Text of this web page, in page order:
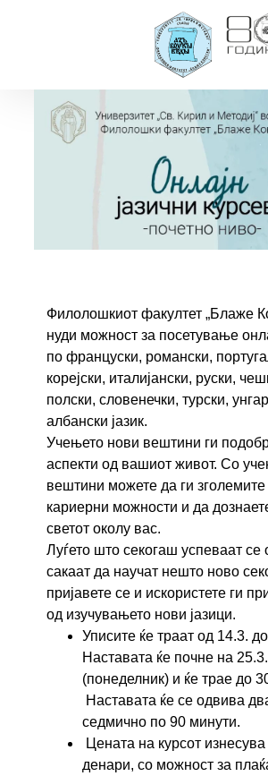
Филолошкиот факултет „Блаже
нуди можност за посетување
по француски, романски,
корејски, италијански, руски,
полски, словенечки, турски,
албански јазик.
Учењето нови вештини ги
аспекти од вашиот живот. Со
вештини можете да ги
кариерни можности и да
светот околу вас.
Луѓето што секогаш успеваат се
сакаат да научат нешто ново
пријавете се и искористете ги
од изучувањето нови јазици.
Уписите ќе траат од 14.3.
Наставата ќе почне на
(понеделник) и ќе трае до
Наставата ќе се одвива
седмично по 90 минути.
Цената на курсот
денари, со можност за